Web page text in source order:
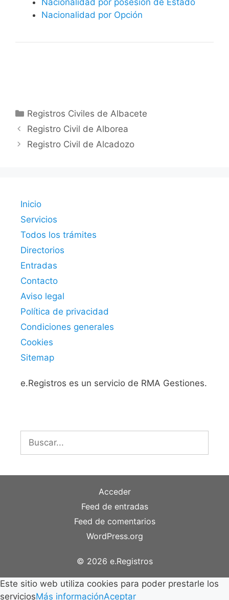
Nacionalidad por Opción
Categorías
Registros Civiles de Albacete
Registro Civil de Alborea
Registro Civil de Alcadozo
Inicio
Servicios
Todos los trámites
Directorios
Entradas
Contacto
Aviso legal
Política de privacidad
Condiciones generales
Cookies
Sitemap
e.Registros es un servicio de RMA Gestiones.
Buscar:
Acceder
Feed de entradas
Feed de comentarios
WordPress.org
© 2026 e.Registros
Este sitio web utiliza cookies para poder prestarle los
serviciosMás informaciónAceptar